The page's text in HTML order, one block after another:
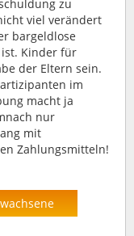
zu
viel verändert
bargeldlose
Kinder für
der Eltern sein.
im
macht ja
nur
mit
Zahlungsmitteln!